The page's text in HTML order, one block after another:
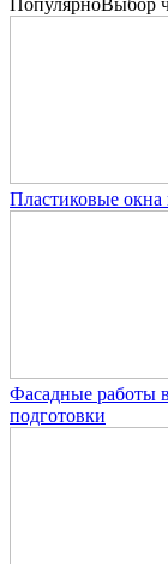
ПопулярноВыбор
Пластиковые
Фасадные работы
подготовки